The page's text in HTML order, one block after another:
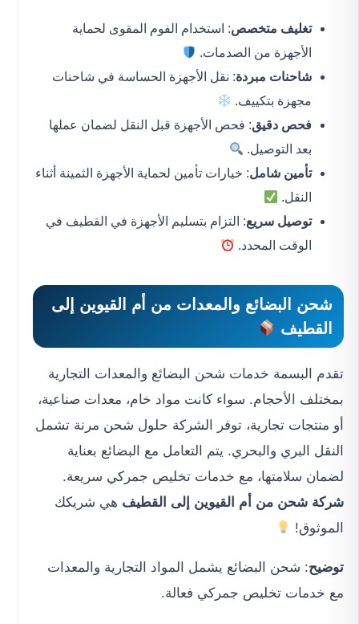
تغليف متخصص: استخدام الفوم المقوى لحماية
الأجهزة من الصدمات.
شاحنات مبردة: نقل الأجهزة الحساسة في شاحنات
مجهزة بتكييف.
فحص دقيق: فحص الأجهزة قبل النقل لضمان عملها
بعد التوصيل.
تأمين شامل: خيارات تأمين لحماية الأجهزة الثمينة أثناء
النقل.
توصيل سريع: التزام بتسليم الأجهزة في القطيف في
الوقت المحدد.
شحن البضائع والمعدات من أم القيوين إلى
القطيف
تقدم البسمة خدمات شحن البضائع والمعدات التجارية
بمختلف الأحجام. سواء كانت مواد خام، معدات صناعية،
أو منتجات تجارية، توفر الشركة حلول شحن مرنة تشمل
النقل البري والبحري. يتم التعامل مع البضائع بعناية
لضمان سلامتها، مع خدمات تخليص جمركي سريعة.
شركة شحن من أم القيوين إلى القطيف هي شريكك
الموثوق!
توضيح: شحن البضائع يشمل المواد التجارية والمعدات
مع خدمات تخليص جمركي فعالة.